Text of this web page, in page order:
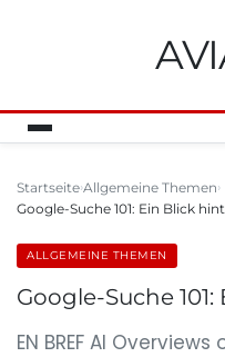
Startseite Allgemeine Themen
Google-Suche 101: Ein Blick
ALLGEMEINE THEMEN
Google-Suche
EN BREF AI